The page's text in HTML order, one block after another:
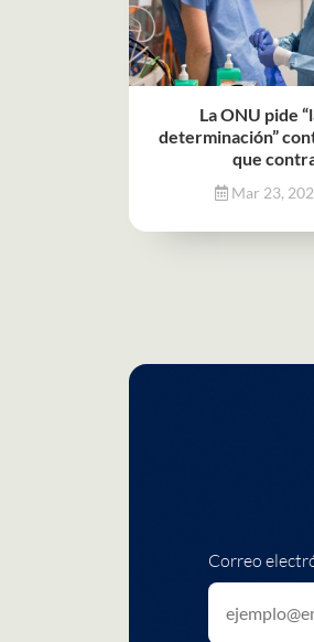
La ONU pide
determinación”
que
Mar 23,
Correo